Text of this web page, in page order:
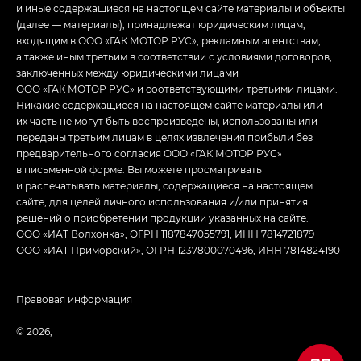
и иные содержащиеся на настоящем сайте материалы и объекты
(далее — материалы), принадлежат юридическим лицам,
входящим в ООО «ГАК МОТОР РУС», рекламным агентствам,
а также иным третьим в соответствии с условиями договоров,
заключенных между юридическими лицами
ООО «ГАК МОТОР РУС» и соответствующими третьими лицами.
Никакие содержащиеся на настоящем сайте материалы или
их часть не могут быть воспроизведены, использованы или
переданы третьим лицам в целях извлечения прибыли без
предварительного согласия ООО «ГАК МОТОР РУС»
в письменной форме. Вы можете просматривать
и распечатывать материалы, содержащиеся на настоящем
сайте, для целей личного использования и/или принятия
решений о приобретении продукции указанных на сайте.
ООО «ИАТ Волхонка», ОГРН 1187847055791, ИНН 7814721879
ООО «ИАТ Приморский», ОГРН 1237800070496, ИНН 7814824190
© 2026,
Правовая информация